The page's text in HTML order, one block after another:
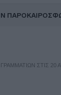
ΠΑΡΟΚΑΙΡΟΣ
ΣΤΙΣ 20